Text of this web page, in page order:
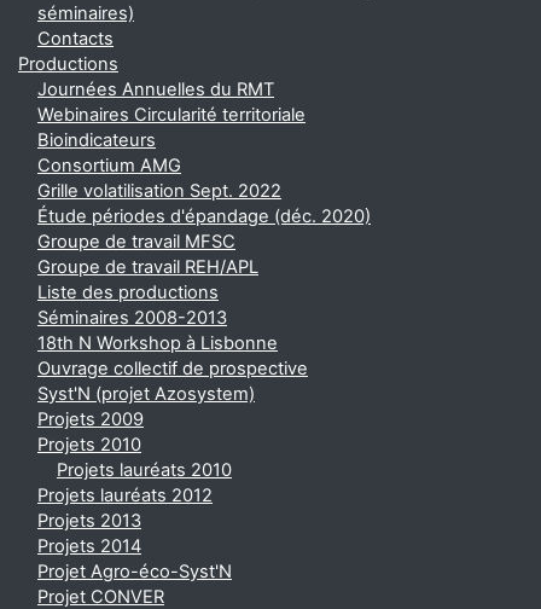
séminaires)
Contacts
Productions
Journées Annuelles du RMT
Webinaires Circularité territoriale
Bioindicateurs
Consortium AMG
Grille volatilisation Sept. 2022
Étude périodes d'épandage (déc. 2020)
Groupe de travail MFSC
Groupe de travail REH/APL
Liste des productions
Séminaires 2008-2013
18th N Workshop à Lisbonne
Ouvrage collectif de prospective
Syst'N (projet Azosystem)
Projets 2009
Projets 2010
Projets lauréats 2010
Projets lauréats 2012
Projets 2013
Projets 2014
Projet Agro-éco-Syst'N
Projet CONVER